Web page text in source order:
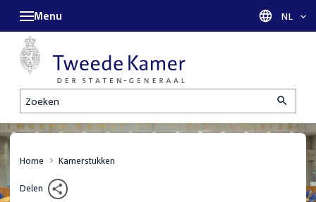
Zoeken
Menu Taal
NL
Home Kamerstukken
Delen